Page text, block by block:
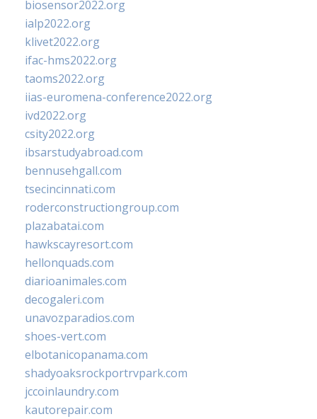
biosensor2022.org
ialp2022.org
klivet2022.org
ifac-hms2022.org
taoms2022.org
iias-euromena-conference2022.org
ivd2022.org
csity2022.org
ibsarstudyabroad.com
bennusehgall.com
tsecincinnati.com
roderconstructiongroup.com
plazabatai.com
hawkscayresort.com
hellonquads.com
diarioanimales.com
decogaleri.com
unavozparadios.com
shoes-vert.com
elbotanicopanama.com
shadyoaksrockportrvpark.com
jccoinlaundry.com
kautorepair.com